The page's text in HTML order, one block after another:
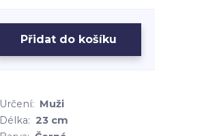
Přidat do košíku
Určení: Muži
Délka: 23 cm